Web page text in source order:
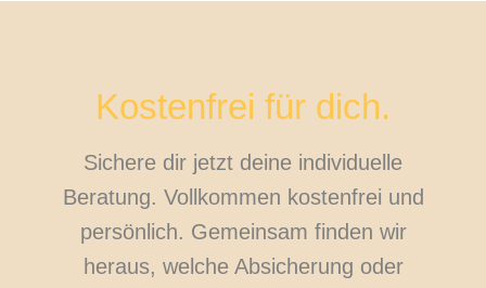
Kostenfrei für dich.
Sichere dir jetzt deine individuelle
Beratung. Vollkommen kostenfrei und
persönlich. Gemeinsam finden wir
heraus, welche Absicherung oder